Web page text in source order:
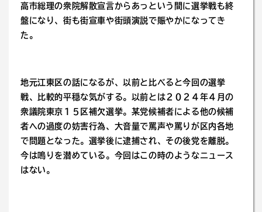
高市総理の衆院解散宣言からあっという間に選挙戦も終
盤になり、街も街宣車や街頭演説で賑やかになってき
た。
地元江東区の話になるが、以前と比べると今回の選挙
戦、比較的平穏な気がする。以前とは２０２４年４月の
衆議院東京１５区補欠選挙。某党候補者による他の候補
者への過度の妨害行為、大音量で罵声や罵りが区内各地
で問題となった。選挙後に逮捕され、その後党を離脱。
今は鳴りを潜めている。今回はこの時のようなニュース
はない。